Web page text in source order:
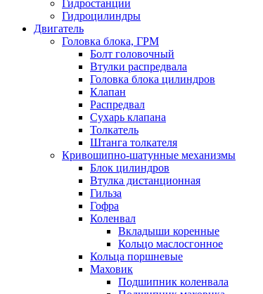
Гидростанции
Гидроцилиндры
Двигатель
Головка блока, ГРМ
Болт головочный
Втулки распредвала
Головка блока цилиндров
Клапан
Распредвал
Сухарь клапана
Толкатель
Штанга толкателя
Кривошипно-шатунные механизмы
Блок цилиндров
Втулка дистанционная
Гильза
Гофра
Коленвал
Вкладыши коренные
Кольцо маслосгонное
Кольца поршневые
Маховик
Подшипник коленвала